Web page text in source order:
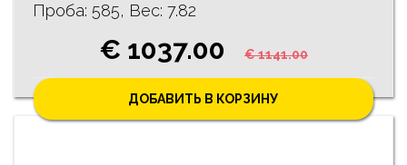
Проба: 585, Bес: 7.82
€ 1037.00 € 1141.00
ДОБАВИТЬ В КОРЗИНУ